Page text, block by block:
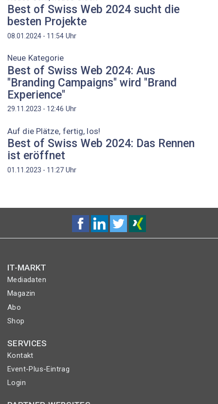
Best of Swiss Web 2024 sucht die
besten Projekte
08.01.2024 - 11:54 Uhr
Neue Kategorie
Best of Swiss Web 2024: Aus
"Branding Campaigns" wird "Brand
Experience"
29.11.2023 - 12:46 Uhr
Auf die Plätze, fertig, los!
Best of Swiss Web 2024: Das Rennen
ist eröffnet
01.11.2023 - 11:27 Uhr
IT-MARKT
Mediadaten
Magazin
Abo
Shop
SERVICES
Kontakt
Event-Plus-Eintrag
Login